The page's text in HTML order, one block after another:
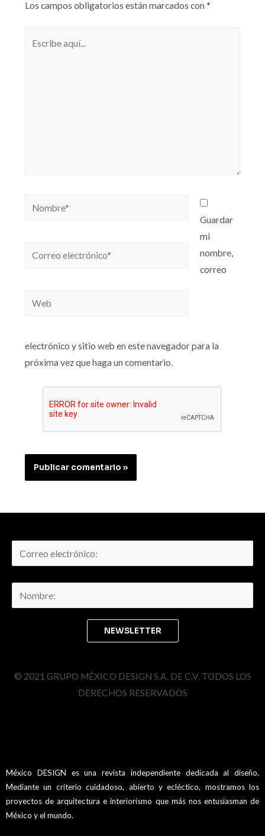
Los campos obligatorios están marcados con *
Guardar
mi
nombre,
correo
electrónico y sitio web en este navegador para la
próxima vez que haga un comentario.
© 2021 GRUPO MÉXICO DESIGN S.A. DE C.V. TODOS LOS
DERECHOS RESERVADOS
México DESIGN es una revista independiente dedicada al diseño.
Mediante un criterio cuidadoso, abierto y ecléctico, mostramos los
proyectos de arquitectura e interiorismo que más nos entusiasman de
México y el mundo.